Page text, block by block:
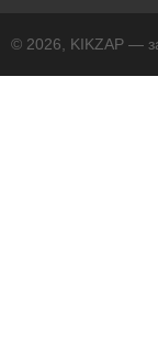
© 2026, KIKZAP —